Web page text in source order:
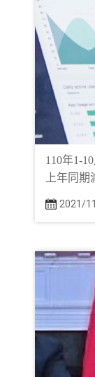
110年1-
上年同期
2021/